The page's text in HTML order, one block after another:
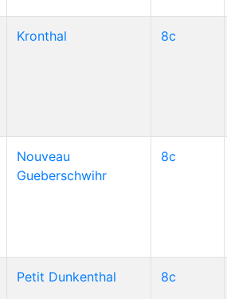
Kronthal 8c
Nouveau
Gueberschwihr
8c
Petit Dunkenthal 8c